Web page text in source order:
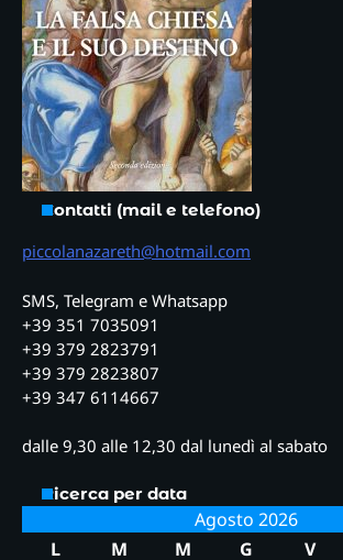
Contatti (mail e telefono)
piccolanazareth@hotmail.com
SMS, Telegram e Whatsapp
+39 351 7035091
+39 379 2823791
+39 379 2823807
+39 347 6114667
dalle 9,30 alle 12,30 dal lunedì al sabato
Ricerca per data
Agosto 2026
L
M M G V